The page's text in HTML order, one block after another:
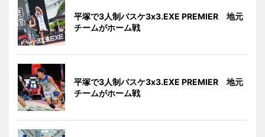
平塚で3人制バスケ3x3.EXE PREMIER 地元
チームがホーム戦
平塚で3人制バスケ3x3.EXE PREMIER 地元
チームがホーム戦